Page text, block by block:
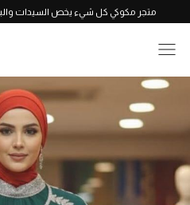
متجر مكوكي كل شيء يخص السيدات